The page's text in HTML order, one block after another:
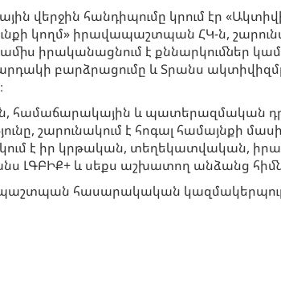
վերջին հանդիպումը կրում էր
կողմ» իրավապաշտպան ՀԿ-ն,
իրականացնում է քննարկումներ
բարձրացումը և Տրանս
և պատերազմական
շարունակում է հոգալ համայնքի
է իր կրթական, տեղեկատվական,
ԼԳԲԻՔ+ և սեքս աշխատող անձանց
հասարակական